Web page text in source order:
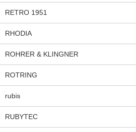
RETRO 1951
RHODIA
ROHRER & KLINGNER
ROTRING
rubis
RUBYTEC